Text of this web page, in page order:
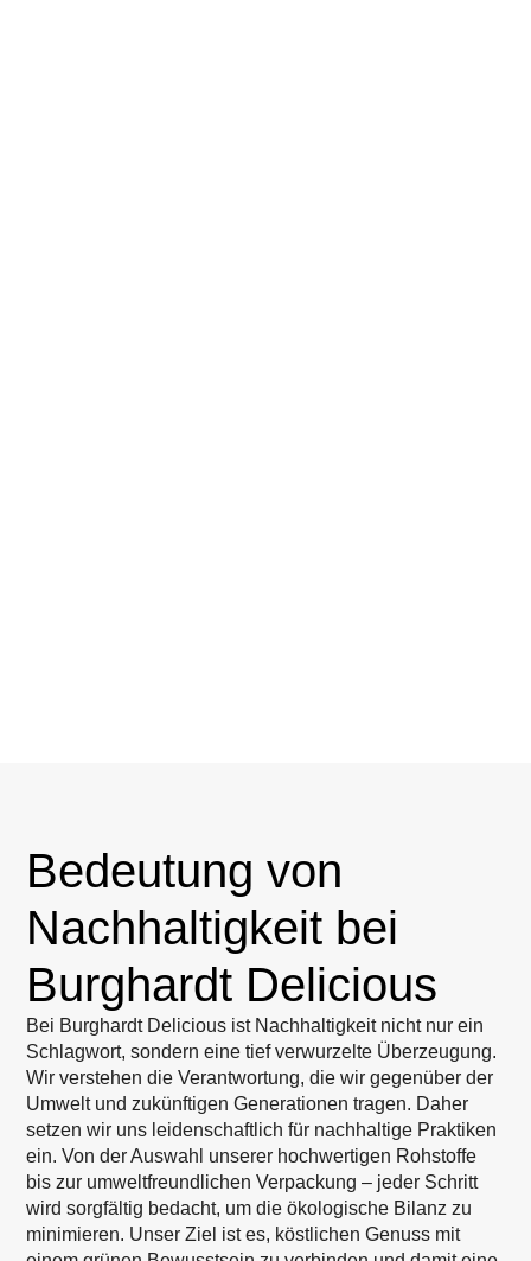
Bedeutung von
Nachhaltigkeit bei
Burghardt Delicious
Bei Burghardt Delicious ist Nachhaltigkeit nicht nur ein
Schlagwort, sondern eine tief verwurzelte Überzeugung.
Wir verstehen die Verantwortung, die wir gegenüber der
Umwelt und zukünftigen Generationen tragen. Daher
setzen wir uns leidenschaftlich für nachhaltige Praktiken
ein. Von der Auswahl unserer hochwertigen Rohstoffe
bis zur umweltfreundlichen Verpackung – jeder Schritt
wird sorgfältig bedacht, um die ökologische Bilanz zu
minimieren. Unser Ziel ist es, köstlichen Genuss mit